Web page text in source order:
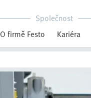
Společnost
O firmě Festo
Kariéra